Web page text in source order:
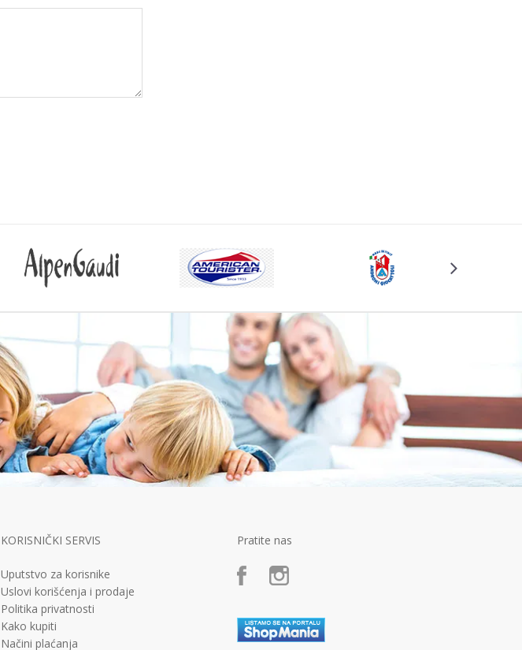
KORISNIČKI SERVIS
Uputstvo za korisnike
Uslovi korišćenja i prodaje
Politika privatnosti
Kako kupiti
Načini plaćanja
Pratite nas